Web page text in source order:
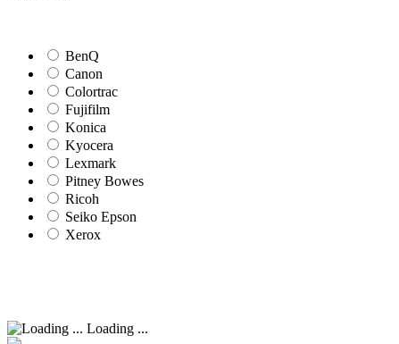
BenQ
Canon
Colortrac
Fujifilm
Konica
Kyocera
Lexmark
Pitney Bowes
Ricoh
Seiko Epson
Xerox
Loading ...